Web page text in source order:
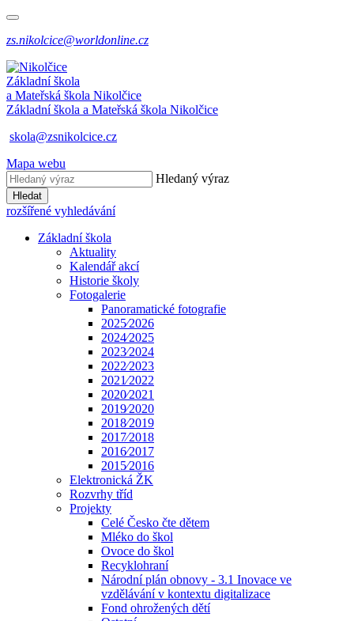
zs.nikolcice@worldonline.cz
Základní škola
a Mateřská škola Nikolčice
Základní škola a Mateřská škola Nikolčice
skola@zsnikolcice.cz
Mapa webu
Hledaný výraz
Hledat
rozšířené vyhledávání
Základní škola
Aktuality
Kalendář akcí
Historie školy
Fotogalerie
Panoramatické fotografie
2025⁄2026
2024⁄2025
2023⁄2024
2022⁄2023
2021⁄2022
2020⁄2021
2019⁄2020
2018⁄2019
2017⁄2018
2016⁄2017
2015⁄2016
Elektronická ŽK
Rozvrhy tříd
Projekty
Celé Česko čte dětem
Mléko do škol
Ovoce do škol
Recyklohraní
Národní plán obnovy - 3.1 Inovace ve
vzdělávání v kontextu digitalizace
Fond ohrožených dětí